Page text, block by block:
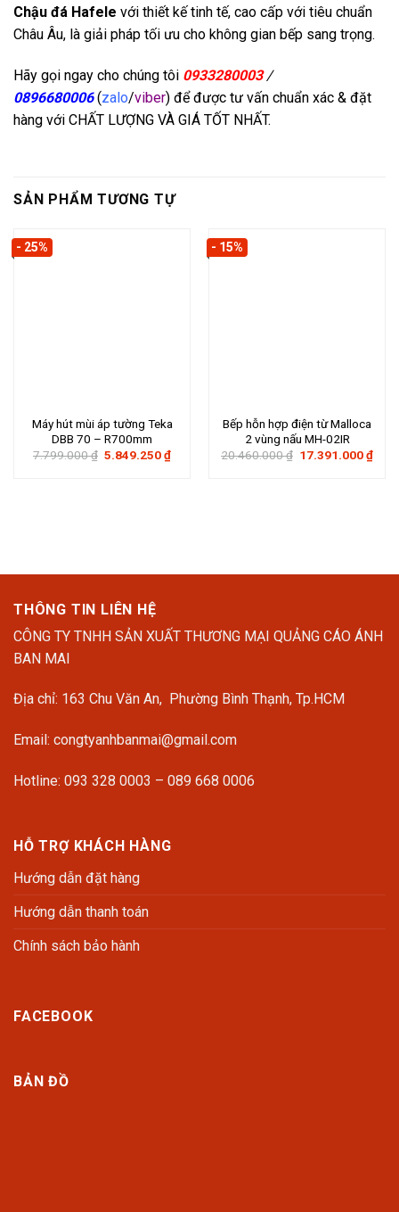
Chậu đá Hafele với thiết kế tinh tế, cao cấp với tiêu chuẩn
Châu Âu, là giải pháp tối ưu cho không gian bếp sang trọng.
Hãy gọi ngay cho chúng tôi 0933280003/
0896680006(zalo/viber) để được tư vấn chuẩn xác & đặt
hàng với CHẤT LƯỢNG VÀ GIÁ TỐT NHẤT.
SẢN PHẨM TƯƠNG TỰ
- 25%
Máy hút mùi áp tường Teka
DBB 70 – R700mm
7.799.000₫ Giá
5.849.250₫Giá
- 15%
Bếp hỗn hợp điện từ Malloca
2 vùng nấu MH-02IR
20.460.000₫ Giá
17.391.000₫Giá
THÔNG TIN LIÊN HỆ
CÔNG TY TNHH SẢN XUẤT THƯƠNG MẠI QUẢNG CÁO ÁNH
BAN MAI
Địa chỉ: 163 Chu Văn An, Phường Bình Thạnh, Tp.HCM
Email: congtyanhbanmai@gmail.com
Hotline: 093 328 0003 – 089 668 0006
HỖ TRỢ KHÁCH HÀNG
Hướng dẫn đặt hàng
Hướng dẫn thanh toán
Chính sách bảo hành
FACEBOOK
BẢN ĐỒ